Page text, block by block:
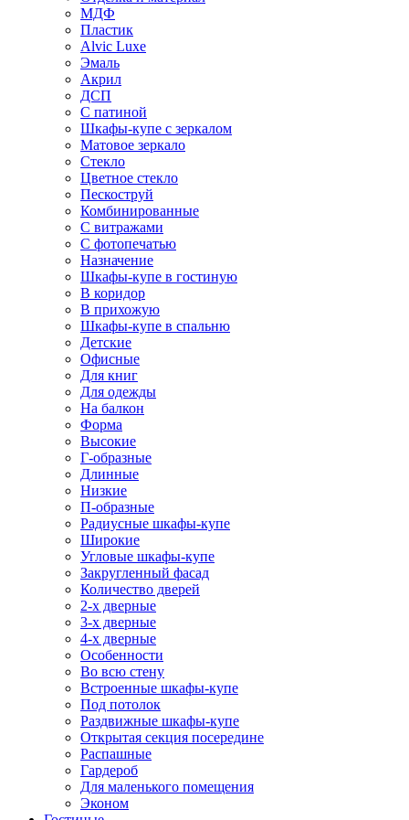
МДФ
Пластик
Alvic Luxe
Эмаль
Акрил
ДСП
С патиной
Шкафы-купе с зеркалом
Матовое зеркало
Стекло
Цветное стекло
Пескоструй
Комбинированные
С витражами
С фотопечатью
Назначение
Шкафы-купе в гостиную
В коридор
В прихожую
Шкафы-купе в спальню
Детские
Офисные
Для книг
Для одежды
На балкон
Форма
Высокие
Г-образные
Длинные
Низкие
П-образные
Радиусные шкафы-купе
Широкие
Угловые шкафы-купе
Закругленный фасад
Количество дверей
2-х дверные
3-х дверные
4-х дверные
Особенности
Во всю стену
Встроенные шкафы-купе
Под потолок
Раздвижные шкафы-купе
Открытая секция посередине
Распашные
Гардероб
Для маленького помещения
Эконом